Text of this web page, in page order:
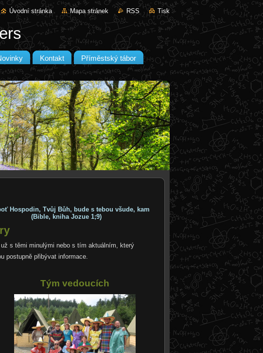
Úvodní stránka Mapa stránek RSS Tisk
Kontakt Příměstský tábor
Hospodin, Tvůj Bůh, bude s tebou všude, kam
(Bible, kniha Jozue 1;9)
s těmi minulými nebo s tím aktuálním, který
postupně přibývat informace.
Tým vedoucích